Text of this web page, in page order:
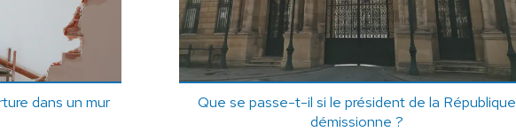
dans un mur
Que se passe-t-il si le président de la République
démissionne ?